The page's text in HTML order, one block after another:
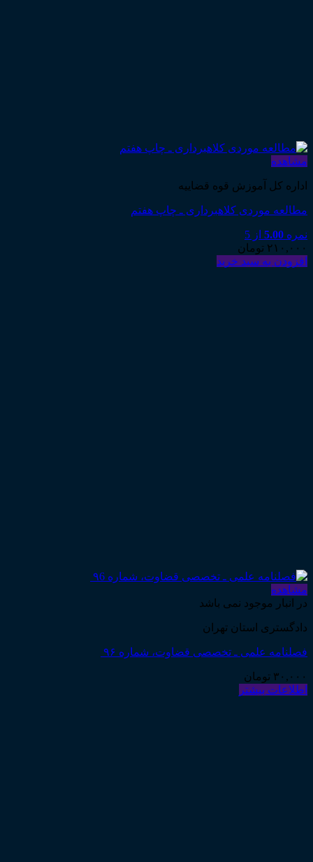
مشاهده
اداره کل آموزش قوه قضاییه
مطالعه موردی کلاهبرداری ـ چاپ هفتم
نمره 5.00 از 5
۲۱۰,۰۰۰ تومان
افزودن به سبد خرید
مشاهده
در انبار موجود نمی باشد
دادگستری استان تهران
فصلنامه علمی ـ تخصصی قضاوت، شماره ۹۶
۳۰,۰۰۰ تومان
اطلاعات بیشتر